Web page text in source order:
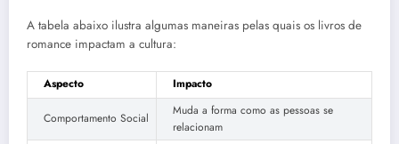
A tabela abaixo ilustra algumas maneiras pelas quais os livros de
romance impactam a cultura:
Aspecto Impacto
Comportamento Social
Muda a forma como as pessoas se
relacionam